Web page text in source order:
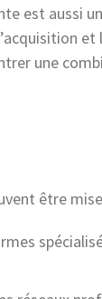
est aussi
et
une
être